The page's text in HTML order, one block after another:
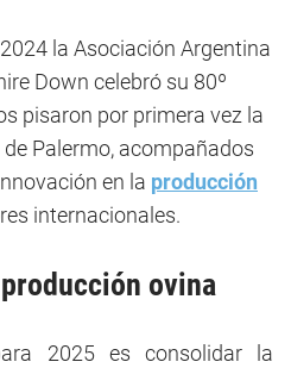
la Asociación Argentina
Down celebró su 80º
pisaron por primera vez la
Palermo, acompañados
en la producción
internacionales.
ovina
2025 es consolidar la